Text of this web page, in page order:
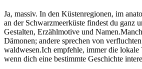
Ja, ⁤massiv. In den ⁣Küstenregionen, im
an der⁢ Schwarzmeerküste ‍findest du ganz
Gestalten,‍ Erzählmotive und
Dämonen; andere sprechen von
waldwesen.Ich empfehle, immer die​ lokale
wenn dich eine ‌bestimmte Geschichte